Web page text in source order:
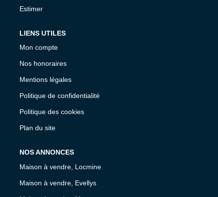
Estimer
LIENS UTILES
Mon compte
Nos honoraires
Mentions légales
Politique de confidentialité
Politique des cookies
Plan du site
NOS ANNONCES
Maison à vendre, Locmine
Maison à vendre, Evellys